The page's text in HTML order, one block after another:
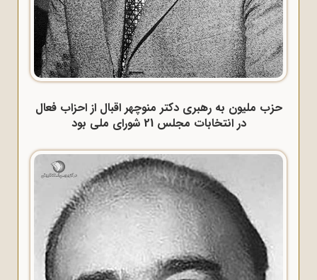
حزب ملیون به رهبری دکتر منوچهر اقبال از احزاب فعال
در انتخابات مجلس 21 شورای ملی بود